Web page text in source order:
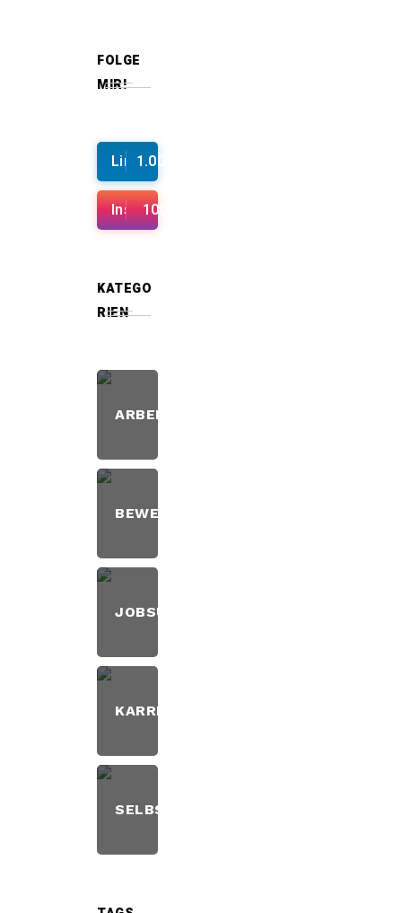
FOLGE
MIR!
Linkedin
1.000+
Instagram
100+
KATEGO
RIEN
ARBEITSALLTAG
BEWERBUNG
JOBSUCHE
KARRIERE
SELBSTÄNDIGKEIT